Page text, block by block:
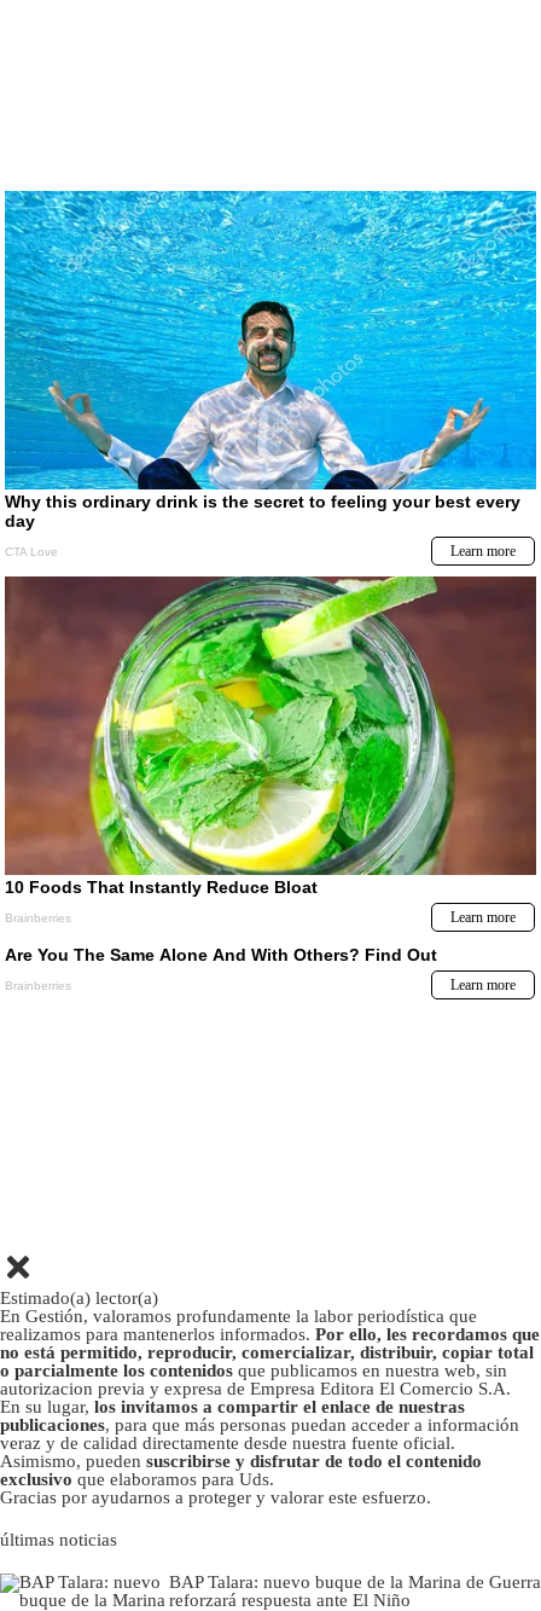
Estimado(a) lector(a)
En Gestión, valoramos profundamente la labor periodística que
realizamos para mantenerlos informados. Por ello, les recordamos que
no está permitido, reproducir, comercializar, distribuir, copiar total
o parcialmente los contenidos que publicamos en nuestra web, sin
autorizacion previa y expresa de Empresa Editora El Comercio S.A.
En su lugar, los invitamos a compartir el enlace de nuestras
publicaciones, para que más personas puedan acceder a información
veraz y de calidad directamente desde nuestra fuente oficial.
Asimismo, pueden suscribirse y disfrutar de todo el contenido
exclusivo que elaboramos para Uds.
Gracias por ayudarnos a proteger y valorar este esfuerzo.
últimas noticias
BAP Talara: nuevo buque de la Marina de Guerra
reforzará respuesta ante El Niño